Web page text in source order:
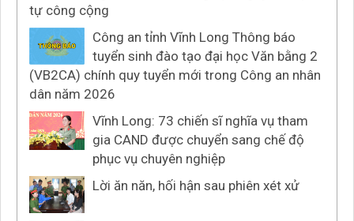
tự công cộng
Công an tỉnh Vĩnh Long Thông báo
tuyển sinh đào tạo đại học Văn bằng 2
(VB2CA) chính quy tuyển mới trong Công an nhân
dân năm 2026
Vĩnh Long: 73 chiến sĩ nghĩa vụ tham
gia CAND được chuyển sang chế độ
phục vụ chuyên nghiệp
Lời ăn năn, hối hận sau phiên xét xử